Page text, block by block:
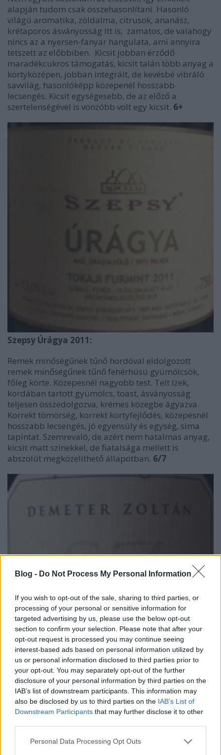
Blog - Do Not Process My Personal Information
If you wish to opt-out of the sale, sharing to third parties, or
processing of your personal or sensitive information for
targeted advertising by us, please use the below opt-out
section to confirm your selection. Please note that after your
opt-out request is processed you may continue seeing
interest-based ads based on personal information utilized by
us or personal information disclosed to third parties prior to
your opt-out. You may separately opt-out of the further
disclosure of your personal information by third parties on the
IAB’s list of downstream participants. This information may
also be disclosed by us to third parties on the IAB’s List of
Downstream Participants that may further disclose it to other
Please note that this website/app uses one or more Google
Personal Data Processing Opt Outs
alapján tudom csak összehasonlítani. Hasonló
világú aromatika, zöldalma, citrusok, ananász,
krétaporos ásványosság itt is, zamatos, de valahogy
nincs az a nyersen-fanyar hangulata, ami annyira
tetszett az előbbiben. Kicsit jobban érződő
maradékcukros támogatás, kicsit talán több anyag a
kortyközépen, jobban integrált, de kevésbé vibráló
savvilág, hasonlóképp közepenél hosszabb
lecsengés. Kicsit egységesebb, de az előző a
szertelenségével is vonzóbb volt egy kicsit. 6+
Szepsy Úrágya 2011:
Remek minőségűnek tűnő hordóval eldolgozott
remek minőségűnek tűnő fehérhúsú gyümölcsök,
főleg körte. Közepesnél nagyobb test. Telt ízek,
kordában tartott gyümölcs, toast, ásványosság
teljesen összedolgozva, krémes közegbe ágyazva.
Korrekt tömörség, korrekt kortyfejlődés, közepesnél
hosszabb lecsengés, jó egyensúly és egység, sima
tapintat. Szemrevaló, de azért nem hatalmas anyag,
kicsit matt színekkel, de fiatalsága mellett is
abszolút megközelíthető állapotban. 6/7
Demeter Szerelmi Hárslevelű 2008
Mézeskalács, édes, keleties fűszerek, virágpor, sárga
gyümölcsök, némi petrolos buké. Közepesnél
nagyobb test. Telt ízű indítás, érzetre mintha némi
közép nem is különösebben tömör, illetve precízen